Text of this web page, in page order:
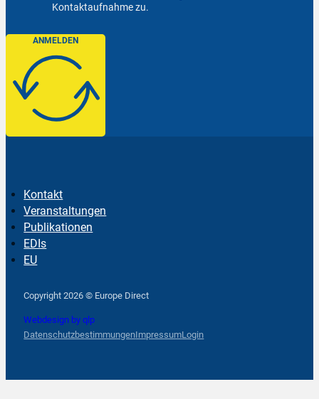
Kontaktaufnahme zu.
ANMELDEN
Kontakt
Veranstaltungen
Publikationen
EDIs
EU
Copyright 2026 © Europe Direct
Webdesign by qlp
DatenschutzbestimmungenImpressumLogin